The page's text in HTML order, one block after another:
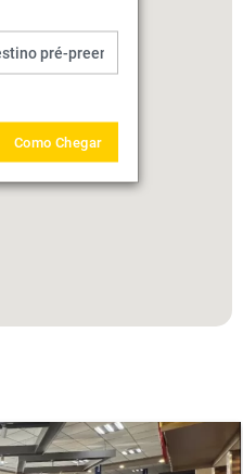
Como Chegar